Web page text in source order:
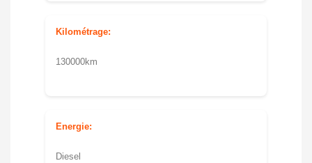
Kilométrage:
130000km
Energie:
Diesel